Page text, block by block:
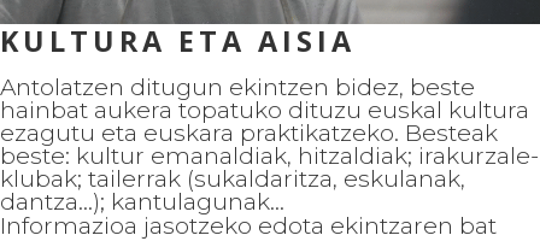
KULTURA ETA AISIA
Antolatzen ditugun ekintzen bidez, beste
hainbat aukera topatuko dituzu euskal kultura
ezagutu eta euskara praktikatzeko. Besteak
beste: kultur emanaldiak, hitzaldiak; irakurzale-
klubak; tailerrak (sukaldaritza, eskulanak,
dantza...); kantulagunak...
Informazioa jasotzeko edota ekintzaren bat